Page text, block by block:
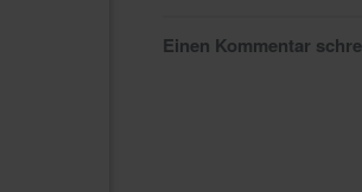
Einen Kommentar